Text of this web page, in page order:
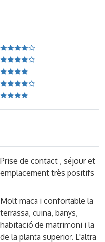
Prise de contact , séjour et
emplacement très positifs
Molt maca i confortable la
terrassa, cuina, banys,
habitació de matrimoni i la
de la planta superior. L'altra